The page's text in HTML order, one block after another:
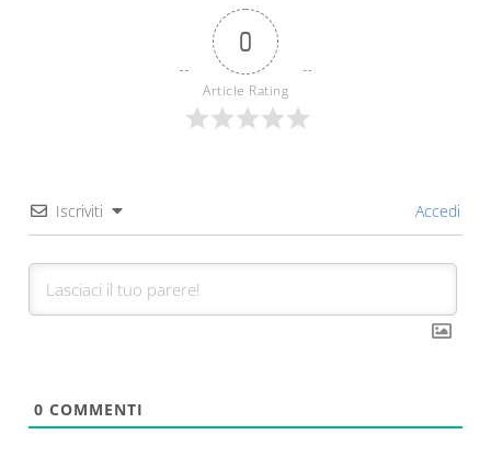
0
Article Rating
Iscriviti Accedi
0 COMMENTI